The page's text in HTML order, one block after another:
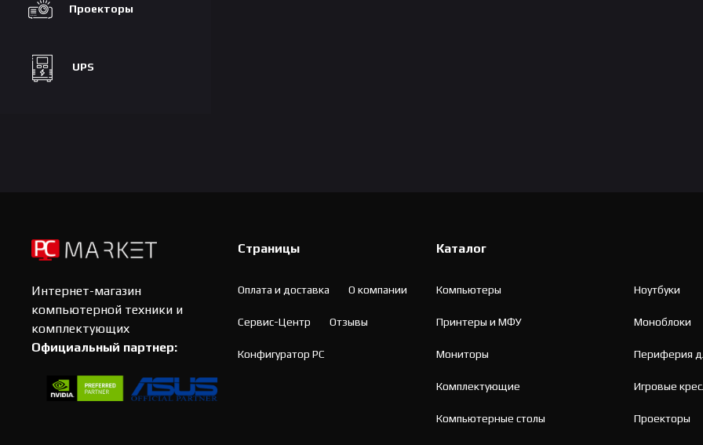
Проекторы
UPS
Интернет-магазин
компьютерной техники и
комплектующих
Официальный партнер:
Страницы
Оплата и доставка О компании
Сервис-Центр Отзывы
Конфигуратор PC
Каталог
Компьютеры Ноутбуки
Принтеры и МФУ Моноблоки
Мониторы Периферия
Комплектующие Игровые
Компьютерные столы Проекторы